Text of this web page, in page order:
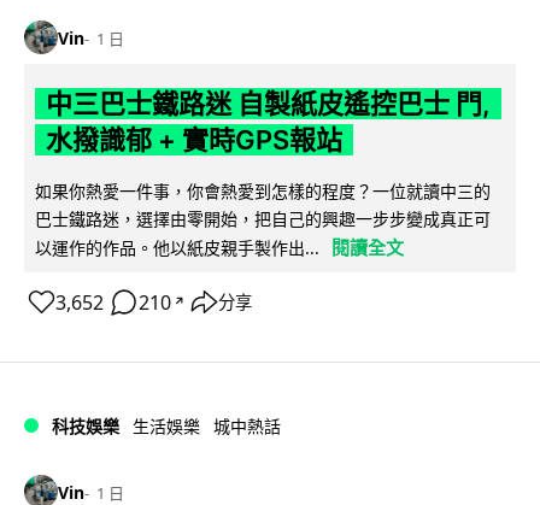
Vin 1 日
中三巴士鐵路迷 自製紙皮遙控巴士 門,
水撥識郁 + 實時GPS報站
如果你熱愛一件事，你會熱愛到怎樣的程度？一位就讀中三的
巴士鐵路迷，選擇由零開始，把自己的興趣一步步變成真正可
以運作的作品。他以紙皮親手製作出...
閱讀全文
3,652 210 ↗ 分享
科技娛樂 生活娛樂 城中熱話
Vin 1 日